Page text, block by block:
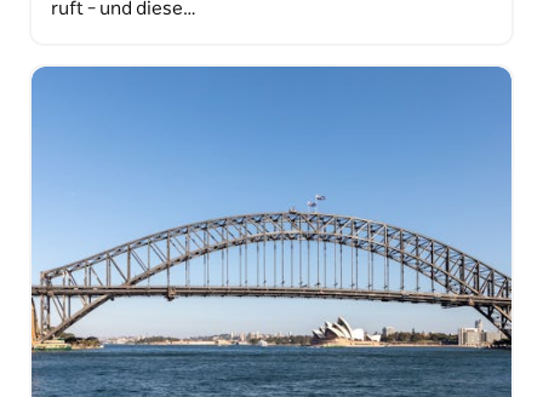
ruft – und diese…